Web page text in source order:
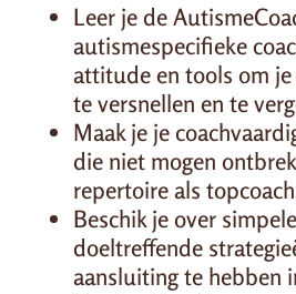
Leer je de
autismespecifieke
attitude en tools om
te versnellen en te
Maak je je
die niet mogen
repertoire als
Beschik je over
doeltreffende
aansluiting te hebben